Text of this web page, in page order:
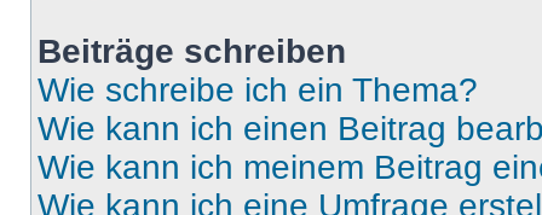
Beiträge schreiben
Wie schreibe ich ein Thema?
Wie kann ich einen Beitrag
Wie kann ich meinem Beitrag
Wie kann ich eine Umfrage